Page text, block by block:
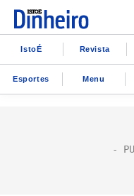
IstoÉ Revista
Esportes Menu